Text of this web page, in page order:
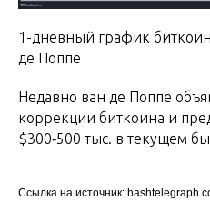
1-дневный график
де Поппе
Недавно ван де Поппе
коррекции биткоина и
$300‑500 тыс. в текущем
Ссылка на источник: